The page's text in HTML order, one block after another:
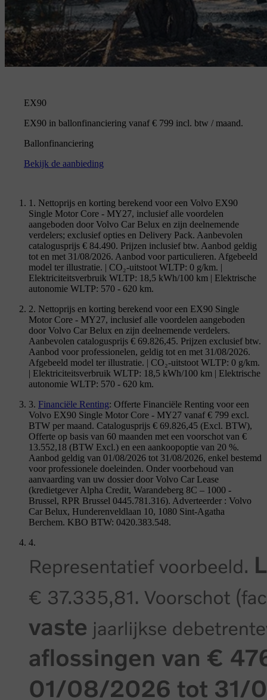
EX90
EX90 in ballonfinanciering vanaf € 799 incl. btw / maand.
Ballonfinanciering
Bekijk de aanbieding
1. Nettoprijs en korting berekend voor een Volvo EX90
Single Motor Core - MY27, inclusief alle voordelen
aangeboden door Volvo Car Belux en zijn deelnemende
verdelers; exclusief opties en Delivery Pack. Aanbevolen
catalogusprijs € 84.490. Prijzen inclusief btw. Aanbod geldig
tot en met 31/08/2026. Aanbod voor particulieren. Afgebeeld
model ter illustratie. | CO₂-uitstoot WLTP: 0 g/km. |
Elektriciteitsverbruik WLTP: 18,5 kWh/100 km | Elektrische
autonomie WLTP: 570 - 620 km.
2. Nettoprijs en korting berekend voor een EX90 Single
Motor Core - MY27, inclusief alle voordelen aangeboden
door Volvo Car Belux en zijn deelnemende verdelers.
Aanbevolen catalogusprijs € 69.826,45. Prijzen exclusief btw.
Aanbod voor professionelen, geldig tot en met 31/08/2026.
Afgebeeld model ter illustratie. | CO₂-uitstoot WLTP: 0 g/km.
| Elektriciteitsverbruik WLTP: 18,5 kWh/100 km | Elektrische
autonomie WLTP: 570 - 620 km.
3. Financiële Renting: Offerte Financiële Renting voor een
Volvo EX90 Single Motor Core - MY27 vanaf € 799 excl.
BTW per maand. Catalogusprijs € 69.826,45 (Excl. BTW),
Offerte op basis van 60 maanden met een voorschot van €
13.552,18 (BTW Excl.) en een aankoopoptie van 20 %.
Aanbod geldig van 01/08/2026 tot 31/08/2026, enkel bestemd
voor professionele doeleinden. Onder voorbehoud van
aanvaarding van uw dossier door Volvo Car Lease
(kredietgever Alpha Credit, Warandeberg 8C – 1000 -
Brussel, RPR Brussel 0445.781.316). Adverteerder : Volvo
Car Belux, Hunderenveldlaan 10, 1080 Sint-Agatha
Berchem. KBO BTW: 0420.383.548.
4.